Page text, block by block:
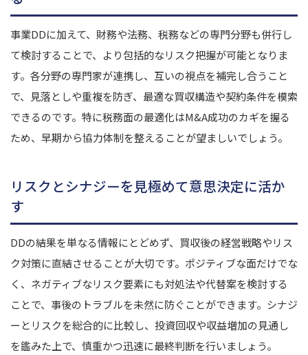
事業DDに加えて、財務や法務、税務などの専門分野も併行し
て検討することで、より包括的なリスク把握が可能となりま
す。各分野の専門家が連携し、互いの視点を補完し合うこと
で、見落としや重複を防ぎ、最適な買収構造や契約条件を模索
できるのです。特に税務面の最適化はM&A成功のカギを握る
ため、早期から協力体制を整えることが望ましいでしょう。
リスクとシナジーを見極めて意思決定に活か
す
DDの結果を単なる情報にとどめず、買収後の経営戦略やリス
ク対策に直結させることが大切です。ポジティブな面だけでな
く、ネガティブなリスク要素にも対処法や代替案を検討する
ことで、事後のトラブルを未然に防ぐことができます。シナジ
ーとリスクを総合的に比較し、投資回収や収益増加の見通し
を鑑みた上で、慎重かつ迅速に最終判断を行いましょう。